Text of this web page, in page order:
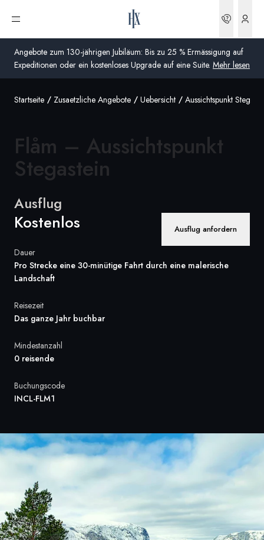
Angebote zum 130-jährigen Jubiläum: Bis zu 25 % Ermässigung auf
Expeditionen oder ein kostenloses Upgrade auf eine Suite. Mehr lesen
Menü öffnen
Schweiz
Vereinigtes Königreich (England, Schottland, Wales
und Nordirland)
Deutschland
Frankreich
Norwegen
Global
Startseite Zusaetzliche Angebote Uebersicht Aussichtspunkt
Flåm – Aussichtspunkt
Stegastein
Ausflug
Kostenlos Ausflug anfordern
Dauer
Pro Strecke eine 30-minütige Fahrt durch eine malerische
Landschaft
Reisezeit
Das ganze Jahr buchbar
Mindestanzahl
0 reisende
Buchungscode
INCL-FLM1